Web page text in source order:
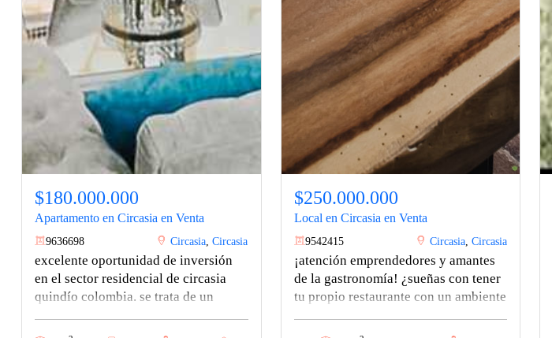
$180.000.000
Apartamento en Circasia en Venta
9636698 Circasia ,Circasia
excelente oportunidad de inversión
en el sector residencial de circasia
quindío colombia. se trata de un
de las mejores zonas de la ciudad,
$250.000.000
Local en Circasia en Venta
9542415 Circasia, Circasia
¡atención emprendedores y amantes
de la gastronomía! ¿sueñas con tener
tu propio restaurante con un ambiente
oportunidad de adquirir un hermoso